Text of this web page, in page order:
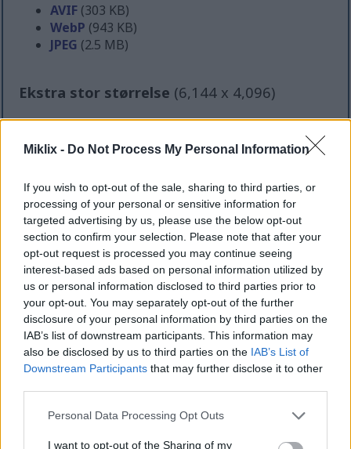
Miklix - Do Not Process My Personal Information
If you wish to opt-out of the sale, sharing to third parties, or
processing of your personal or sensitive information for
targeted advertising by us, please use the below opt-out
section to confirm your selection. Please note that after your
opt-out request is processed you may continue seeing
interest-based ads based on personal information utilized by
us or personal information disclosed to third parties prior to
your opt-out. You may separately opt-out of the further
disclosure of your personal information by third parties on the
IAB’s list of downstream participants. This information may
also be disclosed by us to third parties on the IAB’s List of
Downstream Participants that may further disclose it to other
Please note that this website/app uses one or more Google
not limited to your visit or usage behaviour. You may click to
Personal Data Processing Opt Outs
I want to opt-out of the Sharing of my
AVIF (303 KB)
WebP (943 KB)
JPEG (2.5 MB)
Ekstra stor størrelse (6,144 x 4,096)
AVIF(426 KB)
WebP
(1.4 MB)
JPEG(4.1 MB)
Komisk stor størrelse(1,048,576 x 699,051)
Uploader stadig... ;-)
Billedbeskrivelse
Dette landskabsmadfotografi i høj opløsning viser
et indbydende arrangement af kreative salatblade
på et rustikt træbræt placeret på en glat bordplade i
lagt lagvis i sprøde grønne salatblade, der fungerer
som naturlige blade. Billedet er klart oplyst med